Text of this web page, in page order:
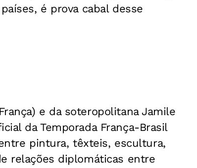
é prova cabal desse
e da soteropolitana Jamile
da Temporada França-Brasil
pintura, têxteis, escultura,
relações diplomáticas entre